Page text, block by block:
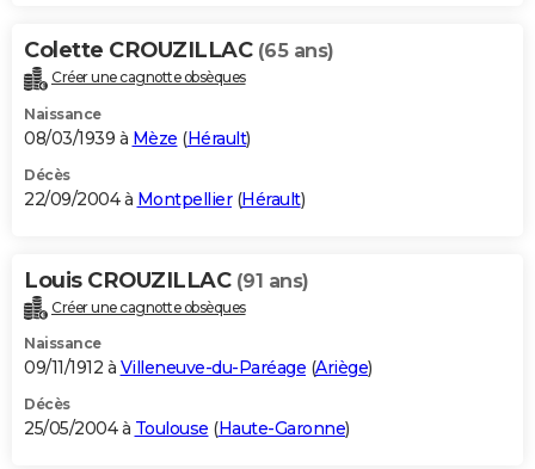
Colette CROUZILLAC (65 ans)
Créer une cagnotte obsèques
Naissance
08/03/1939 à Mèze (Hérault)
Décès
22/09/2004 à Montpellier(Hérault)
Louis CROUZILLAC (91 ans)
Créer une cagnotte obsèques
Naissance
09/11/1912 à Villeneuve-du-Paréage (Ariège)
Décès
25/05/2004 à Toulouse (Haute-Garonne)